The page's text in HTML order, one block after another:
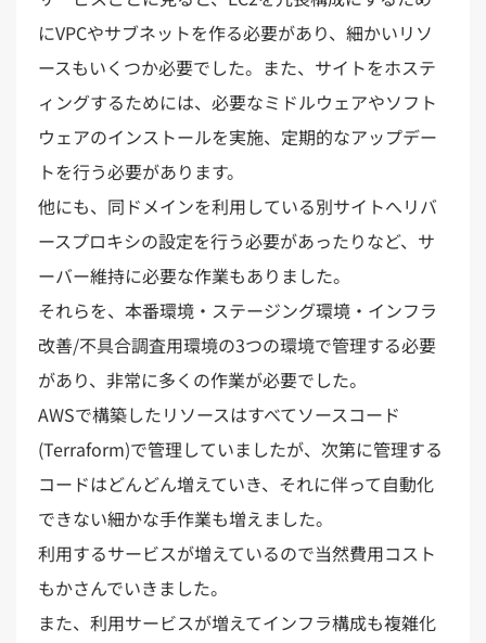
にVPCやサブネットを作る必要があり、細かいリソ
ースもいくつか必要でした。また、サイトをホステ
ィングするためには、必要なミドルウェアやソフト
ウェアのインストールを実施、定期的なアップデー
トを行う必要があります。
他にも、同ドメインを利用している別サイトへリバ
ースプロキシの設定を行う必要があったりなど、サ
ーバー維持に必要な作業もありました。
それらを、本番環境・ステージング環境・インフラ
改善/不具合調査用環境の3つの環境で管理する必要
があり、非常に多くの作業が必要でした。
AWSで構築したリソースはすべてソースコード
(Terraform)で管理していましたが、次第に管理する
コードはどんどん増えていき、それに伴って自動化
できない細かな手作業も増えました。
利用するサービスが増えているので当然費用コスト
もかさんでいきました。
また、利用サービスが増えてインフラ構成も複雑化